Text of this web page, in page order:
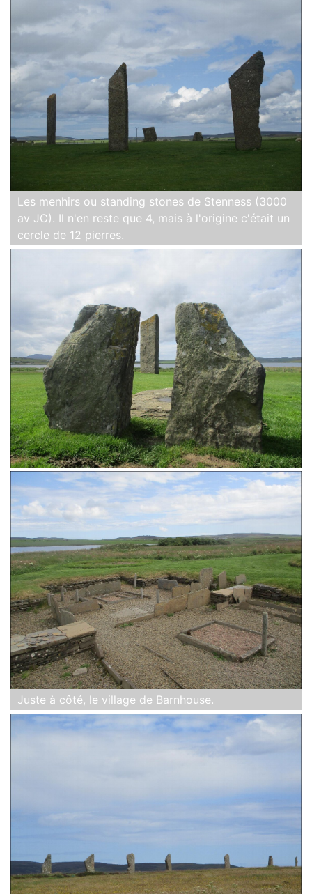
Les menhirs ou standing stones de Stenness (3000
av JC). Il n'en reste que 4, mais à l'origine c'était un
cercle de 12 pierres.
Juste à côté, le village de Barnhouse.